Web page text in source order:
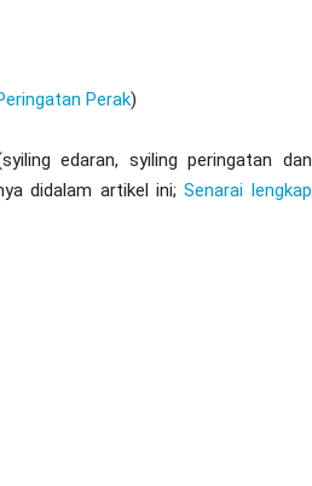
Perak)
edaran, syiling peringatan dan
didalam artikel ini;Senarai lengkap